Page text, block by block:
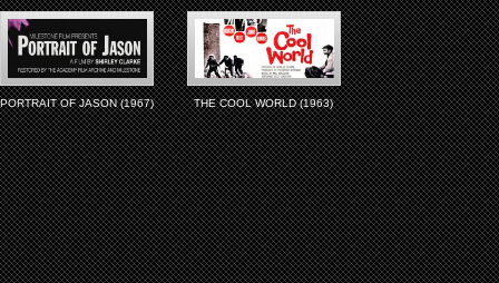
PORTRAIT OF JASON (1967) THE COOL WORLD (1963)